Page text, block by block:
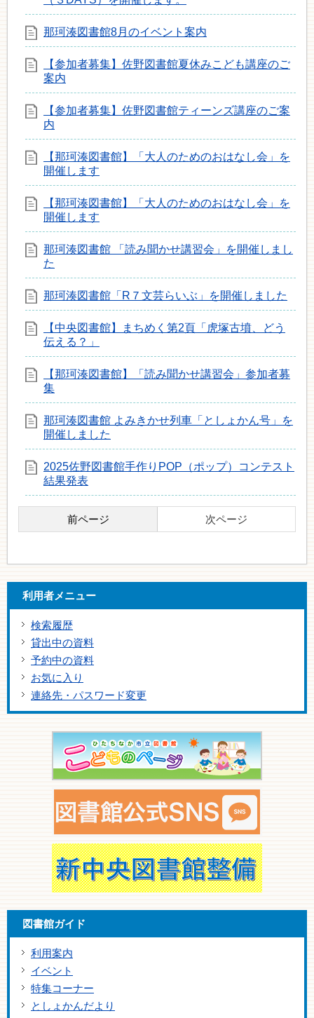
那珂湊図書館8月のイベント案内
【参加者募集】佐野図書館夏休みこども講座のご
案内
【参加者募集】佐野図書館ティーンズ講座のご案
内
【那珂湊図書館】「大人のためのおはなし会」を
開催します
【那珂湊図書館】「大人のためのおはなし会」を
開催します
那珂湊図書館 「読み聞かせ講習会」を開催しまし
た
那珂湊図書館「R７文芸らいぶ」を開催しました
【中央図書館】まちめく第2頁「虎塚古墳、どう
伝える？」
【那珂湊図書館】「読み聞かせ講習会」参加者募
集
那珂湊図書館 よみきかせ列車「としょかん号」を
開催しました
2025佐野図書館手作りPOP（ポップ）コンテスト
結果発表
前ページ 次ページ
利用者メニュー
検索履歴
貸出中の資料
予約中の資料
お気に入り
連絡先・パスワード変更
図書館ガイド
利用案内
イベント
特集コーナー
としょかんだより